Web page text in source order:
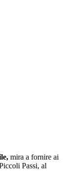
mira a fornire ai
Passi, al